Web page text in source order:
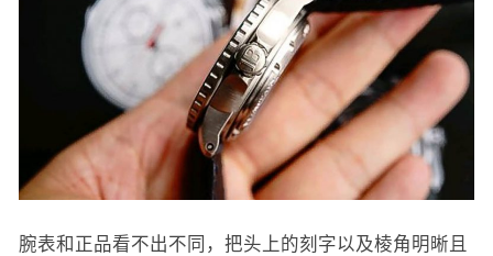
腕表和正品看不出不同，把头上的刻字以及棱角明晰且